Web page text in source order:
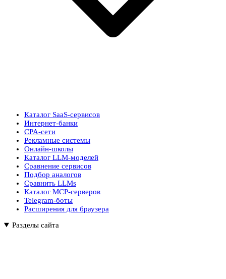
Каталог SaaS-сервисов
Интернет-банки
CPA-сети
Рекламные системы
Онлайн-школы
Каталог LLM-моделей
Сравнение сервисов
Подбор аналогов
Сравнить LLMs
Каталог MCP-серверов
Telegram-боты
Расширения для браузера
Разделы сайта